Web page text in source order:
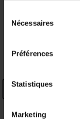
Nécessaires
Préférences
Statistiques
Marketing
Trouver un revendeur